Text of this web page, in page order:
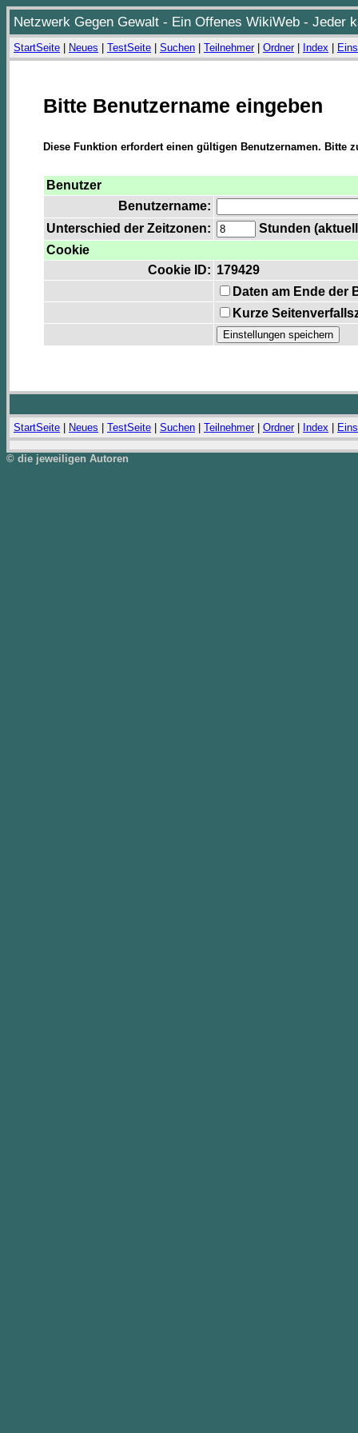
Netzwerk Gegen Gewalt - Ein Offenes WikiWeb - Jeder
StartSeite Neues TestSeite Suchen Teilnehmer| Ordner| Index
Bitte Benutzername eingeben
Diese Funktion erfordert einen gültigen Benutzernamen. Bitte
Benutzer
Benutzername:
Unterschied der Zeitzonen:
Stunden
Cookie
Cookie ID: 179429
Daten am Ende der
Kurze
StartSeite Neues TestSeite Suchen Teilnehmer| Ordner| Index
© die jeweiligen Autoren